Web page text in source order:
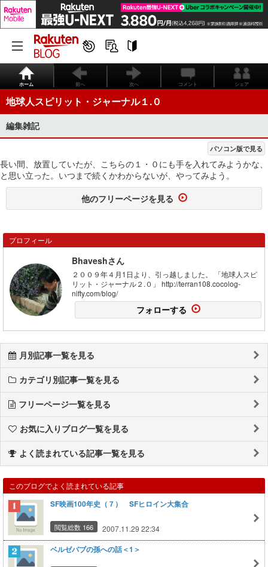
ホーム 前へ 次へ コメント シェア
地球人スピリット・ジャーナル１.０
編集雑記
パソコン版で見る
長い間、放置していたが、こちらの１・０にも手を入れてみようかな、
と思い立った。いつまで続くかわからないが、やってみよう。
他のフリーページを見る
プロフィール
Bhaveshさん
２００９年４月1日より、引っ越しました。 「地球人スピ
リット・ジャーナル２.０」 http://terran108.cocolog-
nifty.com/blog/
フォローする
月別記事一覧を見る
カテゴリ別記事一覧を見る
フリーページ一覧を見る
お気に入りブログ一覧を見る
よく読まれている記事一覧を見る
このブログでよく読まれている記事
SF映画100年史（７） SFヒロイン大集合
閲覧総数 166 2007.11.29 22:34
ベルゼバブの孫への話＜1＞